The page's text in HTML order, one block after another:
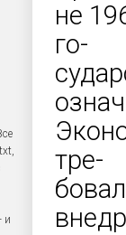
и
не
го-
тре-